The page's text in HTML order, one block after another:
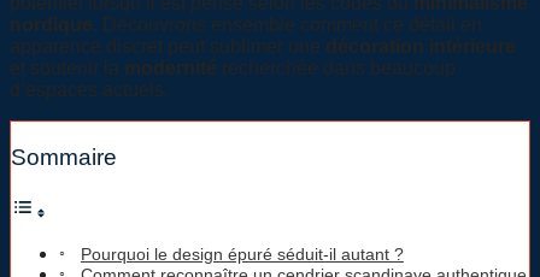
nordique. Découvrons ensemble comment ce détail en
apparence discret peut sublimer une décoration intérieure
et soutenir la modernité recherchée dans beaucoup
d’espaces actuels.
Sommaire
Pourquoi le design épuré séduit-il autant ?